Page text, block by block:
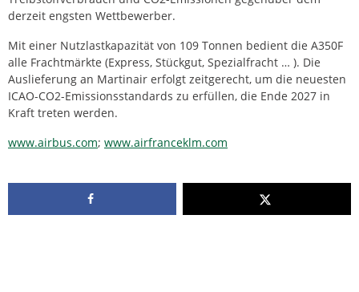
derzeit engsten Wettbewerber.
Mit einer Nutzlastkapazität von 109 Tonnen bedient die A350F
alle Frachtmärkte (Express, Stückgut, Spezialfracht … ). Die
Auslieferung an Martinair erfolgt zeitgerecht, um die neuesten
ICAO-CO2-Emissionsstandards zu erfüllen, die Ende 2027 in
Kraft treten werden.
www.airbus.com; www.airfranceklm.com